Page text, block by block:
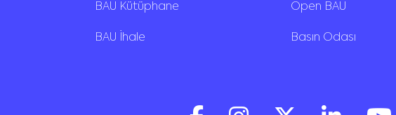
BAU Kütüphane Open BAU
BAU İhale Basın Odası